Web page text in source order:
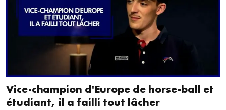
Vice-champion d'Europe de horse-ball et
étudiant, il a failli tout lâcher